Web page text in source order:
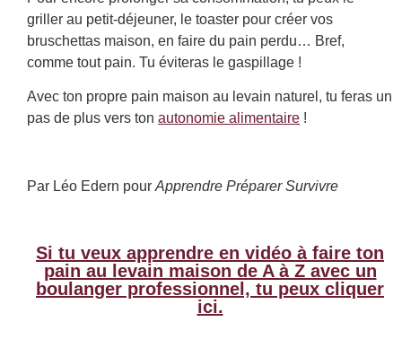
griller au petit-déjeuner, le toaster pour créer vos
bruschettas maison, en faire du pain perdu… Bref,
comme tout pain. Tu éviteras le gaspillage !
Avec ton propre pain maison au levain naturel, tu feras un
pas de plus vers ton autonomie alimentaire !
Par Léo Edern pour Apprendre Préparer Survivre
Si tu veux apprendre en vidéo à faire ton
pain au levain maison de A à Z avec un
boulanger professionnel, tu peux cliquer
ici.